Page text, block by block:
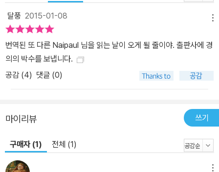
며, 자신보다 이러한 이질감이 더 심했을 이민자 2세대 아버지를 통
해 자신의 고통을 더 극대화할 수 있었을 것이다. 세상 어디에서도 이
방인이었던 비스와스 씨에게, 그리고 나이폴에게는 자신의 집을 갖는
것만이, 글쓰기만이 자기 자신을 대변할 수 있는 수단이었다. ■ 이산
diaspora의 땅에서 나의 자리, 정체성 찾기 “그는 많은 집에서 살아
왔다. 그런데 그가 없는 그 집들을 상상해보는 게 얼마나 쉬운 일인
떠돌면서도 셰익스피어와 마르쿠스 아우렐리우스, 에픽테토스와 위
인전을 늘 곁에 두고 읽으며, 위인전의 주인공처럼 자립해서 성공하
길 꿈꾸었던 비스와스 씨. 그러나 아무리 발버둥치고 노력해도 가족
을 위한 작은 집 하나 얻을 수 없는 비스와스 씨에게 식민지 트리니다
드는 꿈이 결코 이루어질 수 없는 뜨거운 열대 지방일 뿐이며, 반강제
달풍 2015-01-08
번역된 또 다른 Naipaul 님을 읽는 날이 오게 될 줄이야. 출판사에 경
의의 박수를 보냅니다.
공감 (4) 댓글 (0)
마이리뷰 쓰기
구매자 (1) 전체 (1)